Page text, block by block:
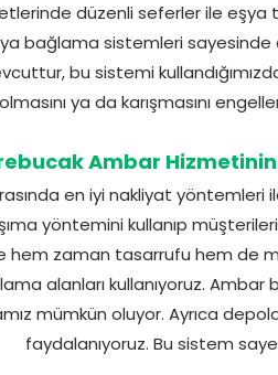
düzenli seferler ile eşya
bağlama sistemleri sayesinde
bu sistemi
ya da karışmasını
Ambar
en iyi nakliyat yöntemleri
yöntemini kullanıp
hem zaman tasarrufu hem de
alanları kullanıyoruz.
mümkün oluyor. Ayrıca
faydalanıyoruz. Bu sistem